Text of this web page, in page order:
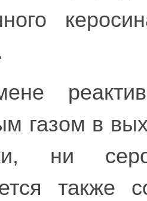
газом в
ни
также